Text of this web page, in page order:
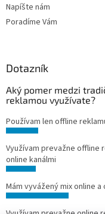
Napíšte nám
Poradíme Vám
Dotazník
Aký pomer medzi
reklamou využívate?
Používam len offline
Využívam prevažne offline
online kanálmi
Mám vyvážený mix online